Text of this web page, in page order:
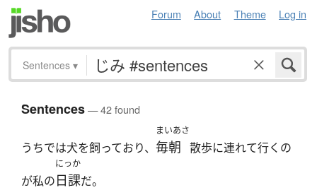
Forum About Theme Log in
Sentences ▾
Sentences— 42 found
うちでは犬を飼っており、
まいあさ
毎朝 散歩に連れて行くの
が私の
にっか
日課だ。